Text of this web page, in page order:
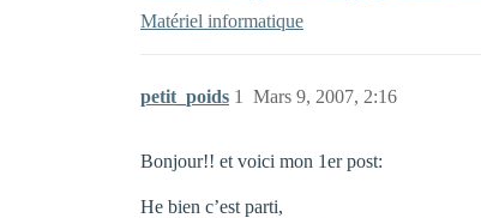
Matériel informatique
petit_poids Mars 9, 2007, 2:16
1
Bonjour!! et voici mon 1er post:
He bien c’est parti,